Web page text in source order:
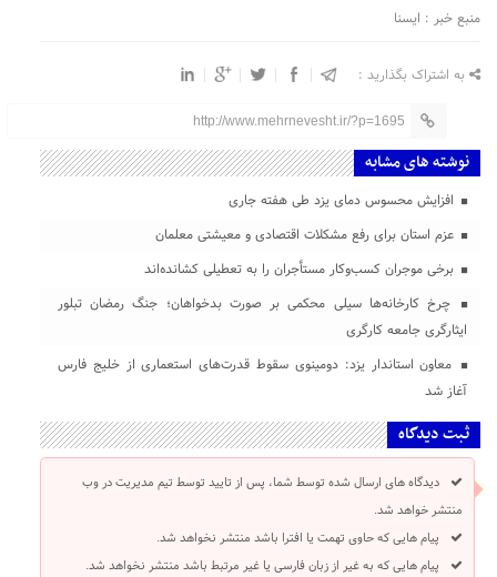
منبع خبر : ایسنا
به اشتراک بگذارید :
http://www.mehrnevesht.ir/?p=1695
نوشته های مشابه
افزایش محسوس دمای یزد طی هفته جاری
عزم استان برای رفع مشکلات اقتصادی و معیشتی معلمان
برخی موجران کسب‌وکار مستأجران را به تعطیلی کشانده‌اند
چرخ کارخانه‌ها سیلی محکمی بر صورت بدخواهان؛ جنگ رمضان تبلور
ایثارگری جامعه کارگری
معاون استاندار یزد: دومینوی سقوط قدرت‌های استعماری از خلیج فارس
آغاز شد
ثبت دیدگاه
دیدگاه های ارسال شده توسط شما، پس از تایید توسط تیم مدیریت در وب
منتشر خواهد شد.
پیام هایی که حاوی تهمت یا افترا باشد منتشر نخواهد شد.
پیام هایی که به غیر از زبان فارسی یا غیر مرتبط باشد منتشر نخواهد شد.